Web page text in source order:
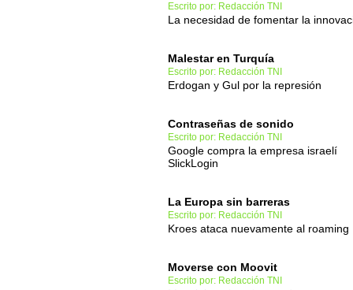
Escrito por: Redacción TNI
La necesidad de fomentar la
Malestar en Turquía
Escrito por: Redacción TNI
Erdogan y Gul por la represión
Contraseñas de sonido
Escrito por: Redacción TNI
Google compra la empresa israelí
SlickLogin
La Europa sin barreras
Escrito por: Redacción TNI
Kroes ataca nuevamente al roaming
Moverse con Moovit
Escrito por: Redacción TNI